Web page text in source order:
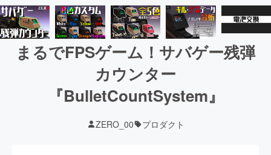
まるでFPSゲーム！サバゲー残弾
カウンター
『BulletCountSystem』
ZERO_00 プロダクト